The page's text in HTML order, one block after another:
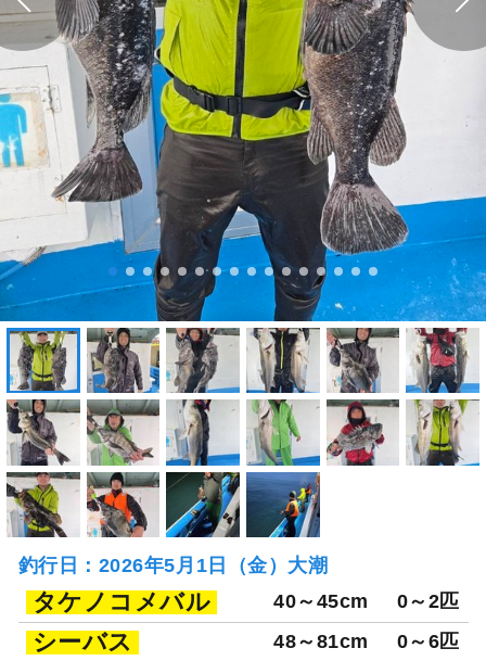
釣行日：2026年5月1日（金）大潮
タケノコメバル 40～45cm 0～2匹
シーバス 48～81cm 0～6匹